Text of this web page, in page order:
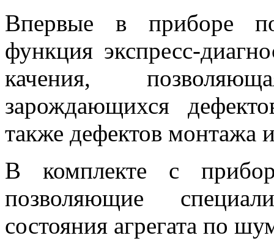
Впервые в приборе
функция экспресс-
качения,
зарождающихся
также дефектов монтажа
В комплекте с
позволяющие
состояния агрегата по